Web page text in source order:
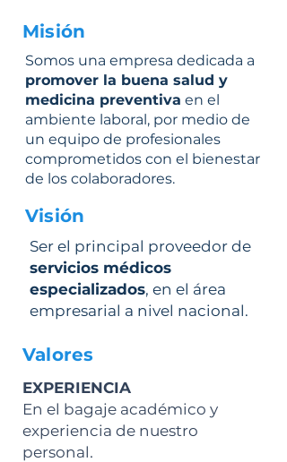
Misión
Somos una empresa dedicada a
promover la buena salud y
medicina preventiva en el
ambiente laboral, por medio de
un equipo de profesionales
comprometidos con el bienestar
de los colaboradores.
Visión
Ser el principal proveedor de
servicios médicos
especializados, en el área
empresarial a nivel nacional.
Valores
EXPERIENCIA
En el bagaje académico y
experiencia de nuestro
personal.